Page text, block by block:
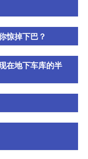
惊掉下巴？
在地下车库的半